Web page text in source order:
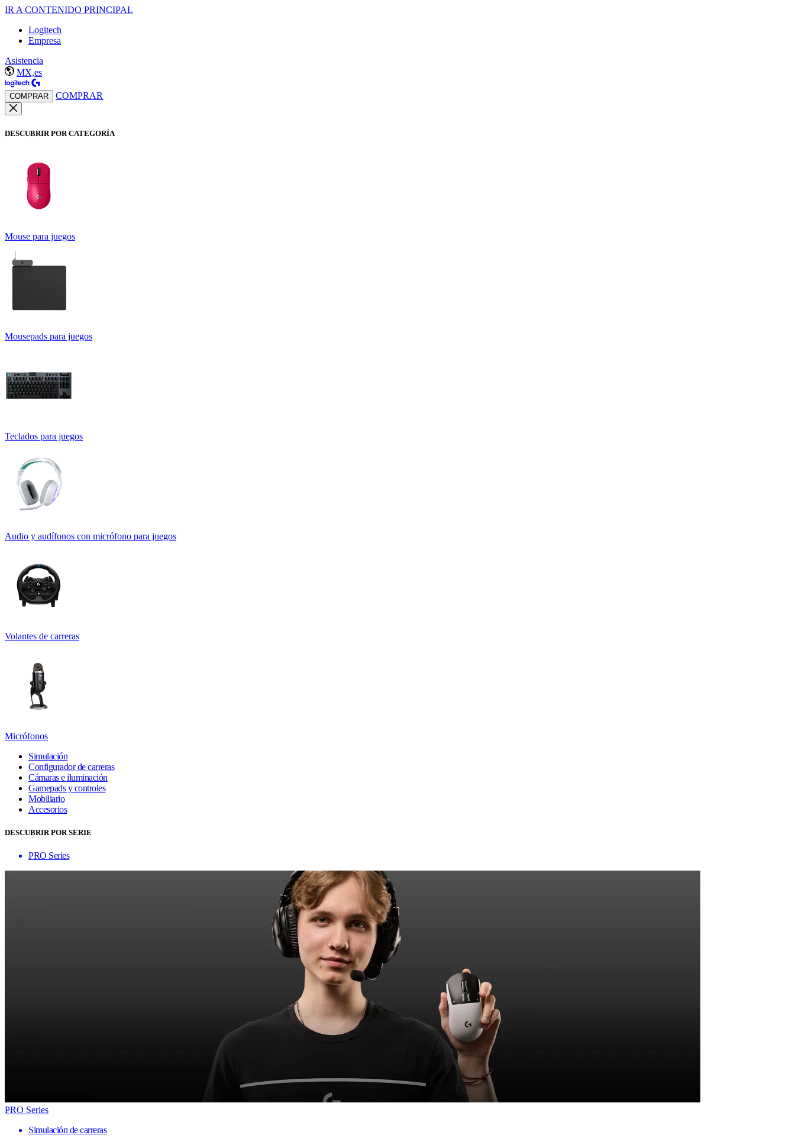
IR A CONTENIDO PRINCIPAL
Logitech
Empresa
Asistencia
MX,es
COMPRAR COMPRAR
DESCUBRIR POR CATEGORÍA
Mouse para juegos
Mousepads para juegos
Teclados para juegos
Audio y audífonos con micrófono para juegos
Volantes de carreras
Micrófonos
Simulación
Configurador de carreras
Cámaras e iluminación
Gamepads y controles
Mobiliario
Accesorios
DESCUBRIR POR SERIE
PRO Series
PRO Series
Simulación de carreras